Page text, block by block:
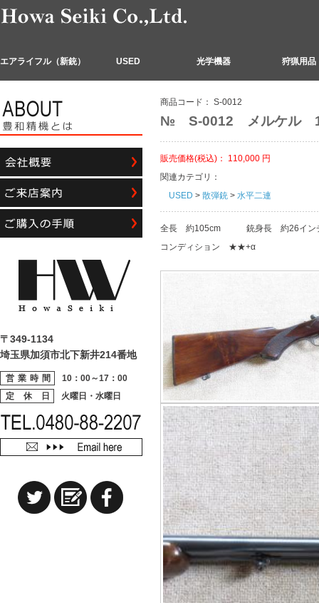
エアライフル（新銃） USED 光学機器 狩猟用品
〒349-1134
埼玉県加須市北下新井214番地
営業時間
10：00～17：00
定 休 日
火曜日・水曜日
商品コード： S-0012
№ S-0012 メルケル
販売価格(税込)： 110,000 円
関連カテゴリ：
USED > 散弾銃 > 水平二連
全長 約105cm 銃身長 約26イン
コンディション ★★+α